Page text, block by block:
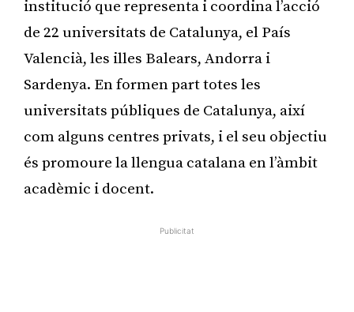
institució que representa i coordina l’acció
de 22 universitats de Catalunya, el País
Valencià, les illes Balears, Andorra i
Sardenya. En formen part totes les
universitats públiques de Catalunya, així
com alguns centres privats, i el seu objectiu
és promoure la llengua catalana en l’àmbit
acadèmic i docent.
Publicitat